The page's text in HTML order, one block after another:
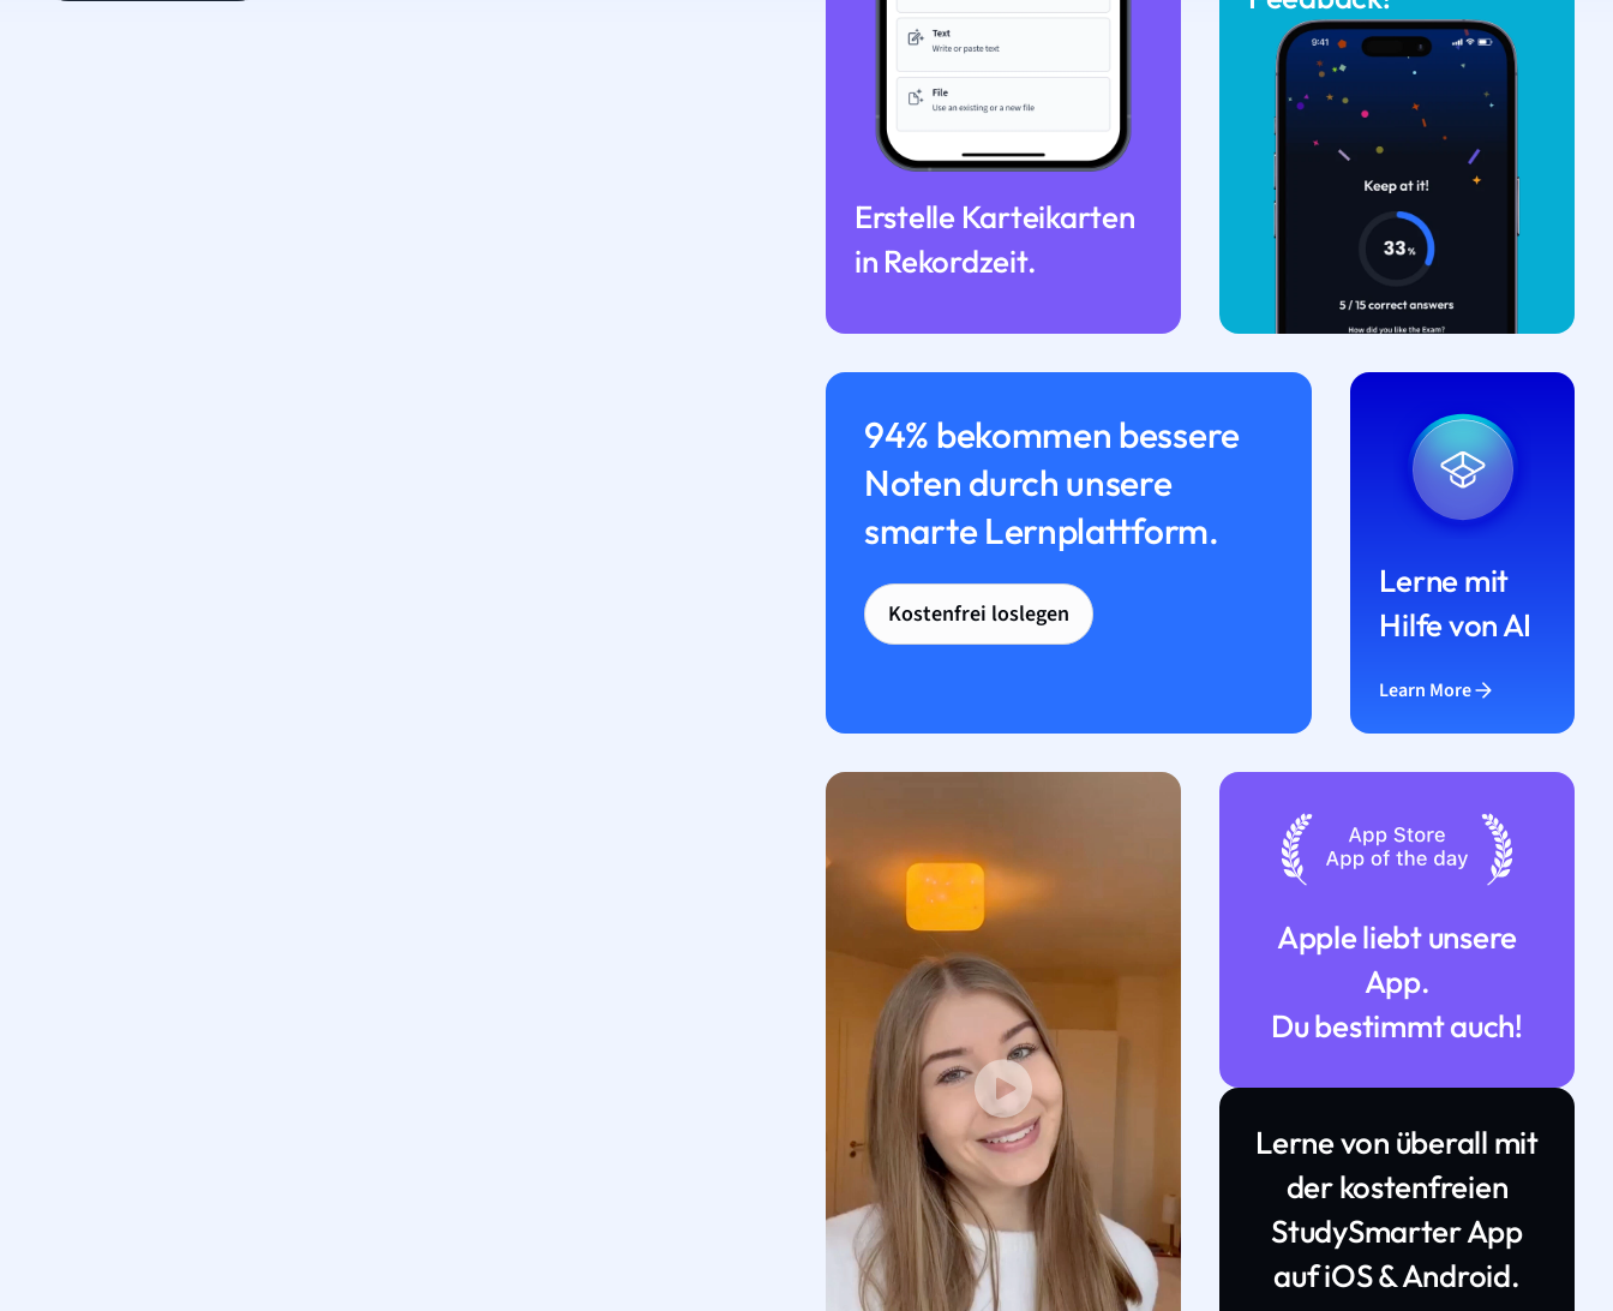
Erstelle Karteikarten
in Rekordzeit.
94% bekommen bessere
Noten durch unsere
smarte Lernplattform.
Kostenfrei loslegen
Lerne mit
Hilfe von AI
Learn More
Apple liebt unsere
App.
Du bestimmt auch!
Lerne von überall mit
der kostenfreien
StudySmarter App
auf iOS & Android.